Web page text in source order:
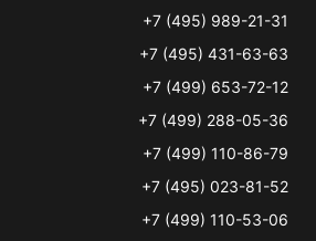
+7 (495) 989-21-31
+7 (495) 431-63-63
+7 (499) 653-72-12
+7 (499) 288-05-36
+7 (499) 110-86-79
+7 (495) 023-81-52
+7 (499) 110-53-06